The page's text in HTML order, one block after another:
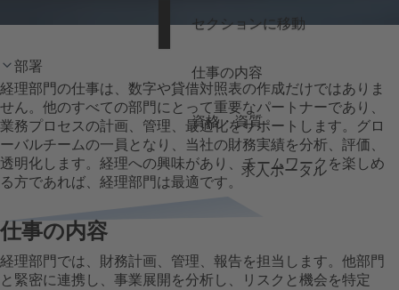
セクションに移動
仕事の内容
資格・資質
求人ポータル
部署
経理部門の仕事は、数字や貸借対照表の作成だけではありま
せん。他のすべての部門にとって重要なパートナーであり、
業務プロセスの計画、管理、最適化をサポートします。グロ
ーバルチームの一員となり、当社の財務実績を分析、評価、
透明化します。経理への興味があり、チームワークを楽しめ
る方であれば、経理部門は最適です。
仕事の内容
経理部門では、財務計画、管理、報告を担当します。他部門
と緊密に連携し、事業展開を分析し、リスクと機会を特定